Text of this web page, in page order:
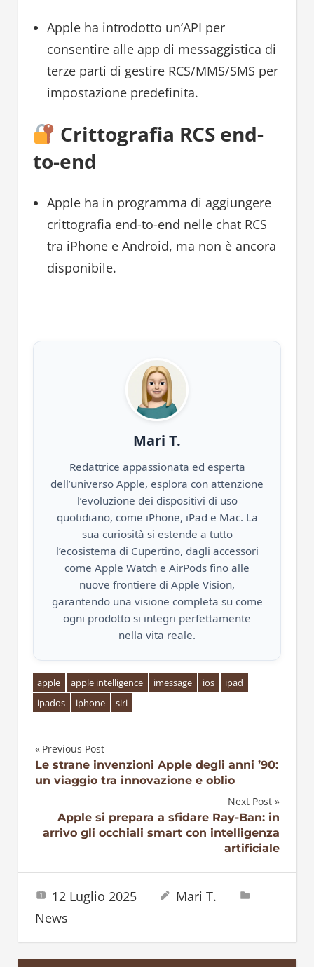
Apple ha introdotto un’API per
consentire alle app di messaggistica di
terze parti di gestire RCS/MMS/SMS per
impostazione predefinita.
Crittografia RCS end-
to-end
Apple ha in programma di aggiungere
crittografia end-to-end nelle chat RCS
tra iPhone e Android, ma non è ancora
disponibile.
Mari T.
Redattrice appassionata ed esperta
dell’universo Apple, esplora con attenzione
l’evoluzione dei dispositivi di uso
quotidiano, come iPhone, iPad e Mac. La
sua curiosità si estende a tutto
l’ecosistema di Cupertino, dagli accessori
come Apple Watch e AirPods fino alle
nuove frontiere di Apple Vision,
garantendo una visione completa su come
ogni prodotto si integri perfettamente
nella vita reale.
apple apple intelligence imessage ios
ipad
ipados
iphone siri
Navigazione
articoli
Previous Post
Le strane invenzioni Apple degli anni ’90:
un viaggio tra innovazione e oblio
Next Post
Apple si prepara a sfidare Ray-Ban: in
arrivo gli occhiali smart con intelligenza
artificiale
12 Luglio 2025
Mari T.
News